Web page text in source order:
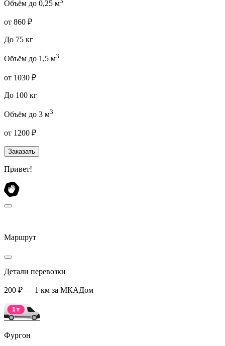
Объём до 0,25 м
от 860 ₽
До 75 кг
Объём до 1,5 м3
от 1030 ₽
До 100 кг
Объём до 3 м3
от 1200 ₽
Заказать
Привет!
Маршрут
Детали перевозки
200 ₽ — 1 км за МКАДом
Фургон